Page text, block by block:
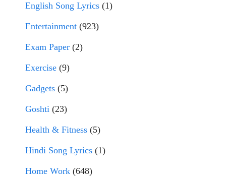
English Song Lyrics (1)
Entertainment (923)
Exam Paper (2)
Exercise (9)
Gadgets (5)
Goshti (23)
Health & Fitness (5)
Hindi Song Lyrics (1)
Home Work (648)